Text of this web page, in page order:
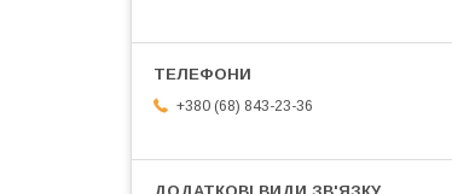
+380 (68) 843-23-36